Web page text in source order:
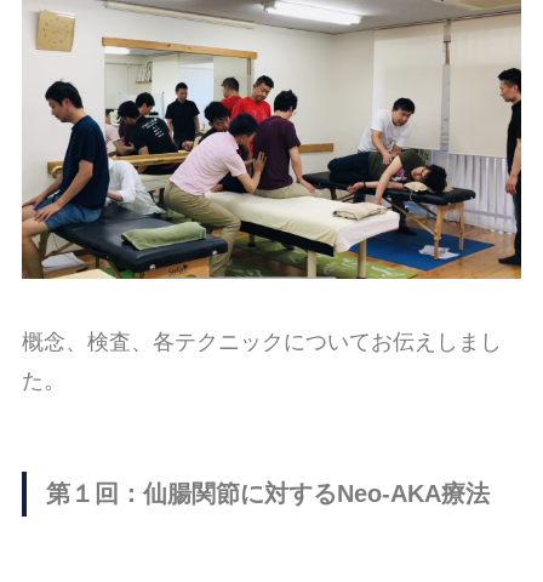
概念、検査、各テクニックについてお伝えしまし
た。
第１回：仙腸関節に対するNeo-AKA療法